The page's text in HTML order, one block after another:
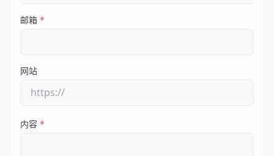
邮箱 *
网站
内容 *